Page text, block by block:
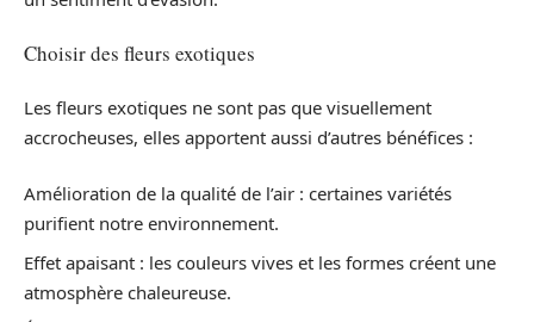
Choisir des fleurs exotiques
Les fleurs exotiques ne sont pas que visuellement
accrocheuses, elles apportent aussi d’autres bénéfices :
Amélioration de la qualité de l’air : certaines variétés
purifient notre environnement.
Effet apaisant : les couleurs vives et les formes créent une
atmosphère chaleureuse.